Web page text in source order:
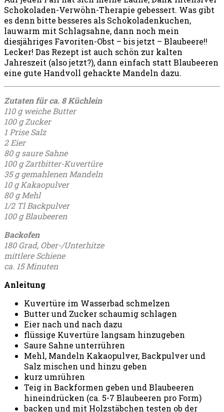
Schokoladen-Verwöhn-Therapie gebessert. Was gibt
es denn bitte besseres als Schokoladenkuchen,
lauwarm mit Schlagsahne, dann noch mein
diesjähriges Favoriten-Obst – bis jetzt – Blaubeere!!
Lecker! Das Rezept ist auch schön zur kalten
Jahreszeit (also jetzt?), dann einfach statt Blaubeeren
eine gute Handvoll gehackte Mandeln dazu.
Zutaten für ca. 8 Küchlein
110 g weiche Butter
100 g Zucker
1 Prise Salz
2 Eier
80 g saure Sahne
100 g Zartbitter-Kuvertüre
35 g gemahlenen Mandeln
10 g Kakaopulver
80 g Mehl
1/2 Tl Backpulver
100 g Blaubeeren
Backofen
180 Grad, Ober-/Unterhitze
mittlere Schiene
ca. 15 Minuten
Anleitung
Kuvertüre im Wasserbad schmelzen
Butter und Zucker schaumig schlagen
Eier nach und nach dazu
flüssige Kuvertüre langsam hinzugeben
Saure Sahne unterrühren
Mehl, Mandeln Kakaopulver, Backpulver und
Salz mischen und hinzu geben
kurz umrühren
Teig in Backformen geben und Blaubeeren
hineindrücken (ca. 5-7 Blaubeeren pro Form)
backen und mit Holzstäbchen testen ob der